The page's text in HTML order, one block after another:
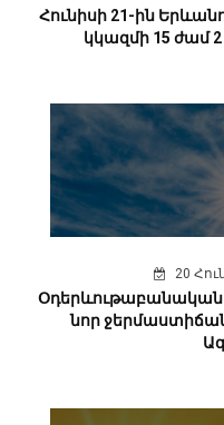
Հունիսի 21-ին
կկազմի 15 ժամ
20
Օդերևութաբանական
նոր